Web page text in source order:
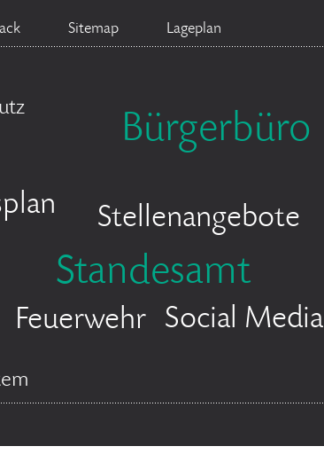
Sitemap Lageplan
Bürgerbüro
Stellenangebote
Standesamt
Feuerwehr Social Media